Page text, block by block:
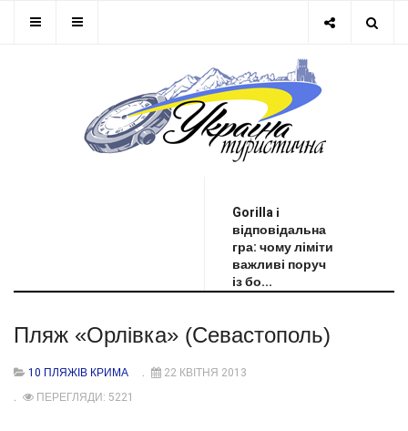
Gorilla і
відповідальна
гра: чому ліміти
важливі поруч
із бо...
Пляж «Орлівка» (Севастополь)
10 ПЛЯЖІВ КРИМА
22 КВІТНЯ 2013
ПЕРЕГЛЯДИ: 5221